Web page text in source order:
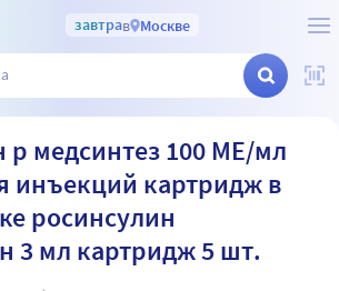
завтрав Москве
р медсинтез 100 МЕ/мл
инъекций картридж в
росинсулин
3 мл картридж 5 шт.